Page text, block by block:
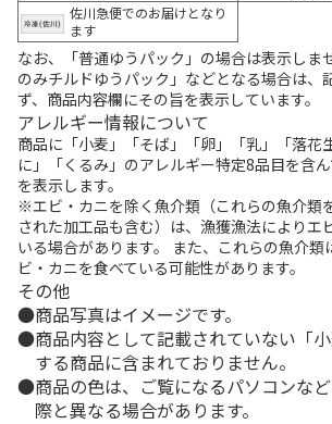
佐川急便でのお届けとなり
ます
なお、「普通ゆうパック」の場合は表示しま
のみチルドゆうパック」などとなる場合は、
ず、商品内容欄にその旨を表示しています。
アレルギー情報について
商品に「小麦」「そば」「卵」「乳」「落花
に」「くるみ」のアレルギー特定8品目を含
を表示します。
※エビ・カニを除く魚介類（これらの魚介類
された加工品も含む）は、漁獲漁法によりエ
いる場合があります。 また、これらの魚介類
ビ・カニを食べている可能性があります。
その他
商品写真はイメージです。
商品内容として記載されていない「
する商品に含まれておりません。
商品の色は、ご覧になるパソコンな
際と異なる場合があります。